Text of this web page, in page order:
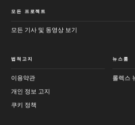
모든 프로젝트
모든 기사 및 동영상 보기
법적고지
이용약관
개인 정보 고지
쿠키 정책
뉴스룸
롤렉스